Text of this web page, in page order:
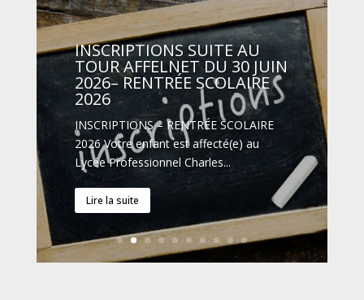
INSCRIPTIONS SUITE AU
TOUR AFFELNET DU 30 JUIN
2026– RENTRÉE SCOLAIRE
2026
INSCRIPTIONS – RENTRÉE SCOLAIRE
2026 Votre enfant est affecté(e) au
Lycée Professionnel Charles...
Lire la suite